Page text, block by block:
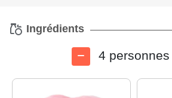
Ingrédients
4 personnes